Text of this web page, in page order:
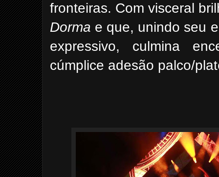
fronteiras. Com visceral
Dorma e que, unindo seu
expressivo, culmina
cúmplice adesão palco/